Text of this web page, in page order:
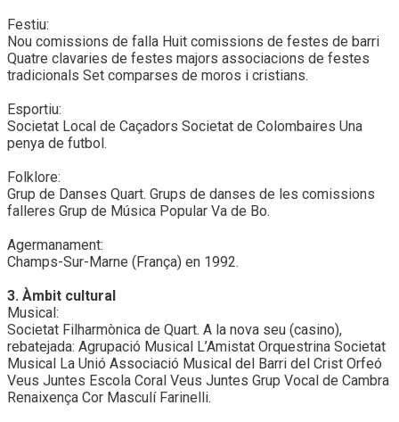
Festiu:
Nou comissions de falla Huit comissions de festes de barri
Quatre clavaries de festes majors associacions de festes
tradicionals Set comparses de moros i cristians.
Esportiu:
Societat Local de Caçadors Societat de Colombaires Una
penya de futbol.
Folklore:
Grup de Danses Quart. Grups de danses de les comissions
falleres Grup de Música Popular Va de Bo.
Agermanament:
Champs-Sur-Marne (França) en 1992.
3. Àmbit cultural
Musical:
Societat Filharmònica de Quart. A la nova seu (casino),
rebatejada: Agrupació Musical L’Amistat Orquestrina Societat
Musical La Unió Associació Musical del Barri del Crist Orfeó
Veus Juntes Escola Coral Veus Juntes Grup Vocal de Cambra
Renaixença Cor Masculí Farinelli.